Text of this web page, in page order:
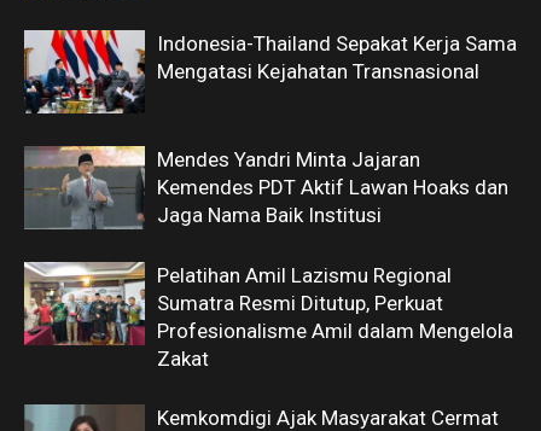
Indonesia-Thailand Sepakat Kerja Sama
Mengatasi Kejahatan Transnasional
Mendes Yandri Minta Jajaran
Kemendes PDT Aktif Lawan Hoaks dan
Jaga Nama Baik Institusi
Pelatihan Amil Lazismu Regional
Sumatra Resmi Ditutup, Perkuat
Profesionalisme Amil dalam Mengelola
Zakat
Kemkomdigi Ajak Masyarakat Cermat